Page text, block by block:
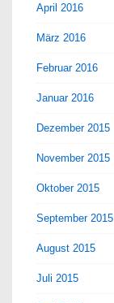
April 2016
März 2016
Februar 2016
Januar 2016
Dezember 2015
November 2015
Oktober 2015
September 2015
August 2015
Juli 2015